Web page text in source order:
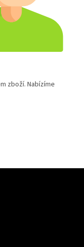
zboží. Nabízíme